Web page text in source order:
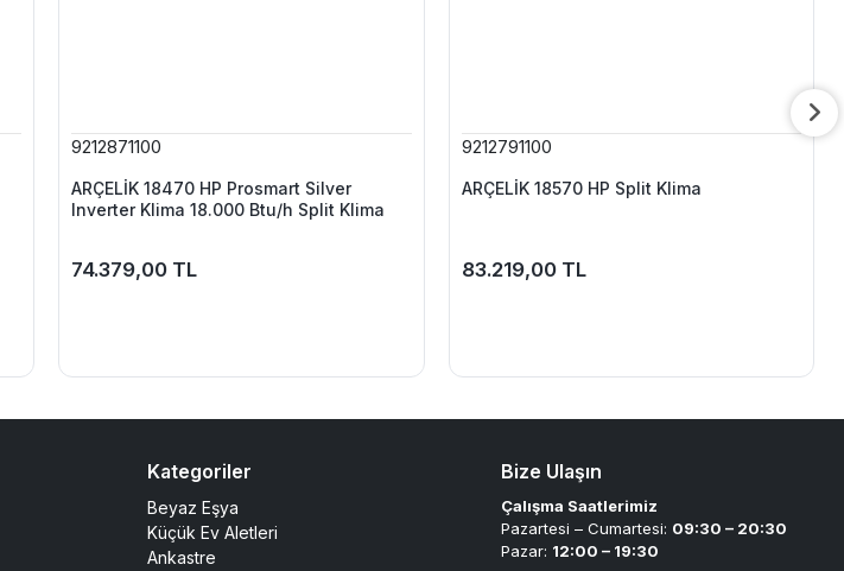
9212871100
ARÇELİK 18470 HP Prosmart Silver
Inverter Klima 18.000 Btu/h Split Klima
74.379,00 TL
9212791100
ARÇELİK 18570 HP Split Klima
83.219,00 TL
Kategoriler
Beyaz Eşya
Küçük Ev Aletleri
Ankastre
Bize Ulaşın
Çalışma Saatlerimiz
Pazartesi – Cumartesi: 09:30 – 20:30
Pazar: 12:00 – 19:30